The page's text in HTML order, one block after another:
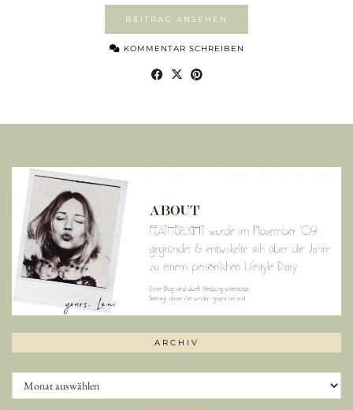
BEITRAG ANSEHEN
KOMMENTAR SCHREIBEN
ARCHIV
Archiv